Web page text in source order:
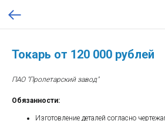
Токарь от 120 000 рублей
ПАО "Пролетарский завод"
Обязанности:
Изготовление деталей согласно